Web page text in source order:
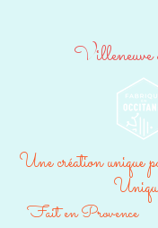
Une création unique
Fait en